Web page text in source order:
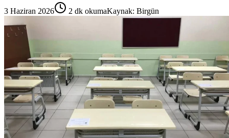
3 Haziran 2026 2 dk okumaKaynak: Birgün